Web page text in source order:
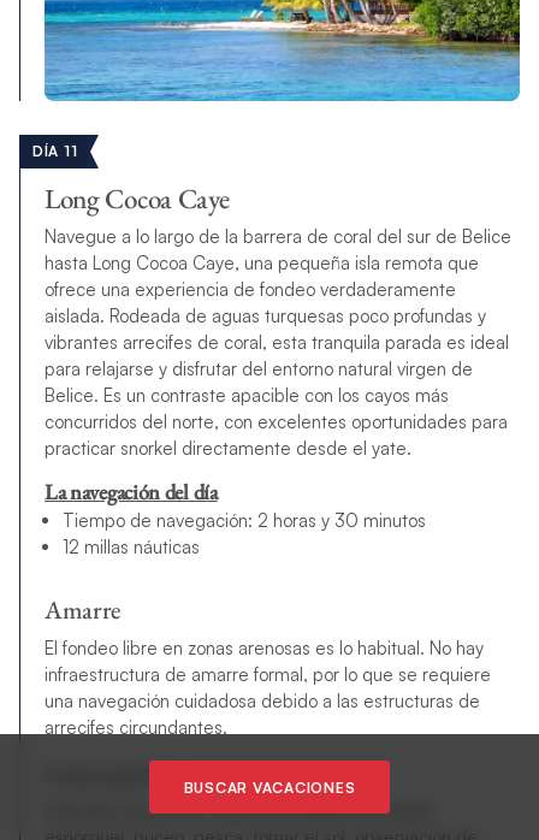
DÍA 11
Long Cocoa Caye
Navegue a lo largo de la barrera de coral del sur de Belice
hasta Long Cocoa Caye, una pequeña isla remota que
ofrece una experiencia de fondeo verdaderamente
aislada. Rodeada de aguas turquesas poco profundas y
vibrantes arrecifes de coral, esta tranquila parada es ideal
para relajarse y disfrutar del entorno natural virgen de
Belice. Es un contraste apacible con los cayos más
concurridos del norte, con excelentes oportunidades para
practicar snorkel directamente desde el yate.
La navegación del día
Tiempo de navegación: 2 horas y 30 minutos
12 millas náuticas
Amarre
El fondeo libre en zonas arenosas es lo habitual. No hay
infraestructura de amarre formal, por lo que se requiere
una navegación cuidadosa debido a las estructuras de
arrecifes circundantes.
Cosas que hacer
Deportes acuáticos, natación, paddle surf, kayak,
BUSCAR VACACIONES